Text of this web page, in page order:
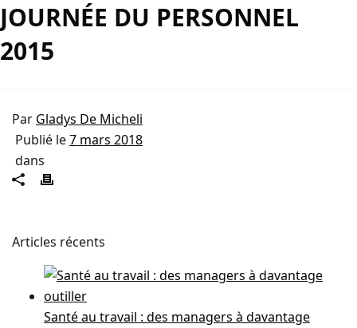
JOURNÉE DU PERSONNEL
2015
Par Gladys De Micheli
Publié le7 mars 2018
dans
Articles récents
Santé au travail : des managers à davantage